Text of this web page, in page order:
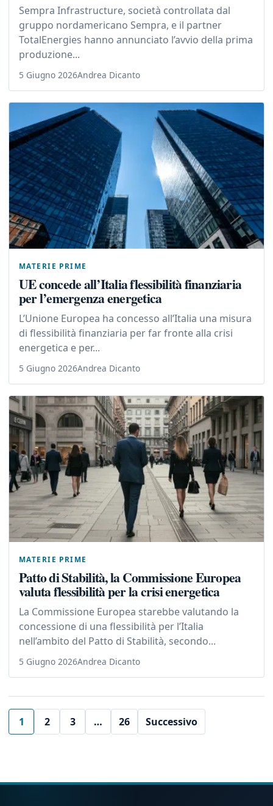
Sempra Infrastructure, società controllata dal
gruppo nordamericano Sempra, e il partner
TotalEnergies hanno annunciato l’avvio della prima
produzione...
5 Giugno 2026Andrea Dicanto
MATERIE PRIME
UE concede all’Italia flessibilità finanziaria
per l’emergenza energetica
L’Unione Europea ha concesso all’Italia una misura
di flessibilità finanziaria per far fronte alla crisi
energetica e per...
5 Giugno 2026Andrea Dicanto
MATERIE PRIME
Patto di Stabilità, la Commissione Europea
valuta flessibilità per la crisi energetica
La Commissione Europea starebbe valutando la
concessione di una flessibilità per l’Italia
nell’ambito del Patto di Stabilità, secondo...
5 Giugno 2026Andrea Dicanto
1 2 3 … 26 Successivo